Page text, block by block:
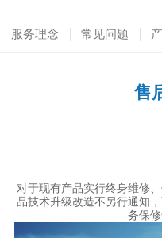
服务理念 常见问题
售
对于现有产品实行终身维修
品技术升级改造不另行通知
务保